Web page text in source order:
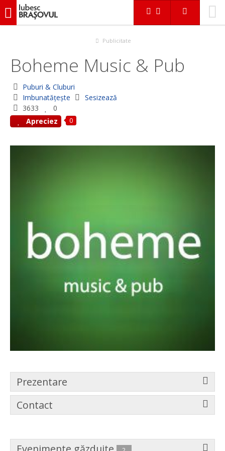
iubescbraşovul.ro
Boheme Music & Pub
Publicitate
Boheme Music & Pub
Puburi & Cluburi
Imbunatățește
Sesizează
3633
0
Apreciez
0
Prezentare
Contact